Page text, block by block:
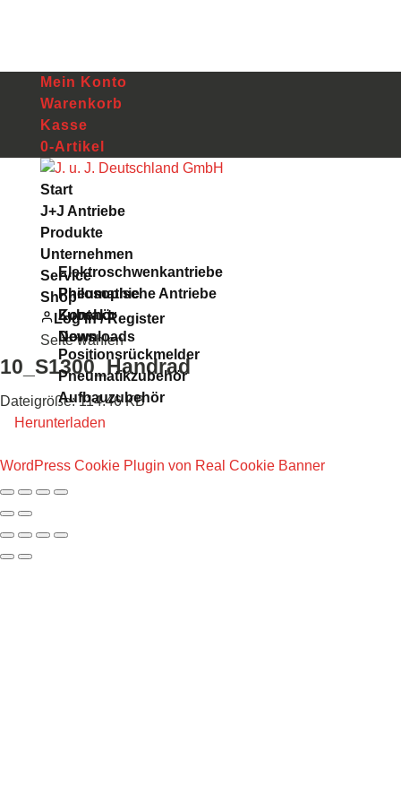
Mein Konto
Warenkorb
Kasse
0-Artikel
Start
J+J Antriebe
Produkte
Elektroschwenkantriebe
Pneumatische Antriebe
Zubehör
Positionsrückmelder
Pneumatikzubehör
Aufbauzubehör
Downloads
Unternehmen
Philosophie
Kontakt
News
Service
Shop
Log In / Register
Seite wählen
10_S1300_Handrad
Dateigröße: 114.46 KB
Herunterladen
Datenschutz
AGB
WordPress Cookie Plugin von Real Cookie Banner